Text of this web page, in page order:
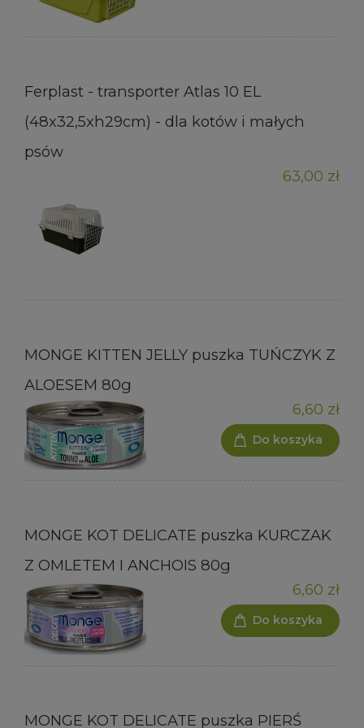
Ferplast - transporter Atlas 10 EL
(48x32,5xh29cm) - dla kotów i małych
psów
63,00 zł
MONGE KITTEN JELLY puszka TUŃCZYK Z
ALOESEM 80g
6,60 zł
Do koszyka
MONGE KOT DELICATE puszka KURCZAK
Z OMLETEM I ANCHOIS 80g
6,60 zł
Do koszyka
MONGE KOT DELICATE puszka PIERŚ